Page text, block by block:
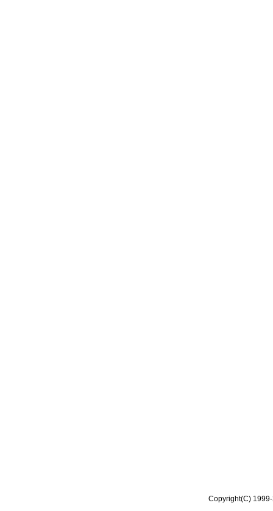
Copyright(C)